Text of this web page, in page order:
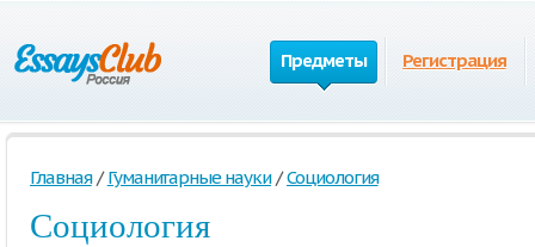
Предметы Регистрация
Главная / Гуманитарные науки / Социология
Социология